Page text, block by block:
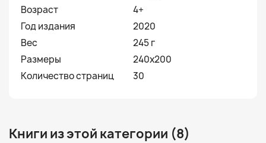
Возраст
4+
Год издания
2020
Вес
245 г
Размеры
240х200
Количество страниц
30
Книги из этой категории (8)